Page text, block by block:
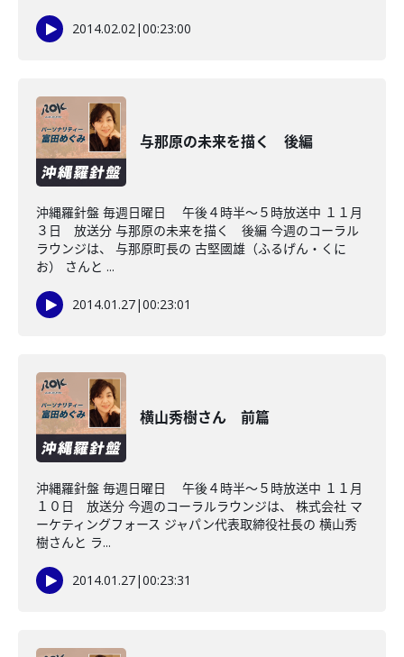
2014.02.02|00:23:00
与那原の未来を描く 後編
沖縄羅針盤 毎週日曜日 午後４時半～５時放送中 １１月
３日 放送分 与那原の未来を描く 後編 今週のコーラル
ラウンジは、 与那原町長の 古堅國雄（ふるげん・くに
お） さんと ...
2014.01.27|00:23:01
横山秀樹さん 前篇
沖縄羅針盤 毎週日曜日 午後４時半～５時放送中 １１月
１０日 放送分 今週のコーラルラウンジは、 株式会社 マ
ーケティングフォース ジャパン代表取締役社長の 横山秀
樹さんと ラ...
2014.01.27|00:23:31